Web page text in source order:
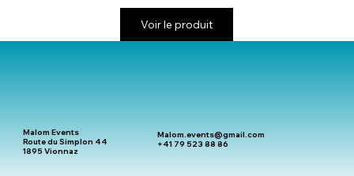
Voir le produit
Malom Events
Route du Simplon 44
1895 Vionnaz
Malom.events@gmail.com
+41 79 523 88 86